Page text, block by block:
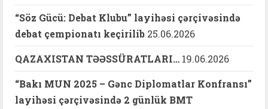
“Söz Gücü: Debat Klubu” layihəsi çərçivəsində
debat çempionatı keçirilib 25.06.2026
QAZAXISTAN TƏƏSSÜRATLARI… 19.06.2026
“Bakı MUN 2025 – Gənc Diplomatlar Konfransı”
layihəsi çərçivəsində 2 günlük BMT